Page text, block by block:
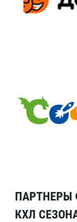
ПАРТНЕРЫ
КХЛ